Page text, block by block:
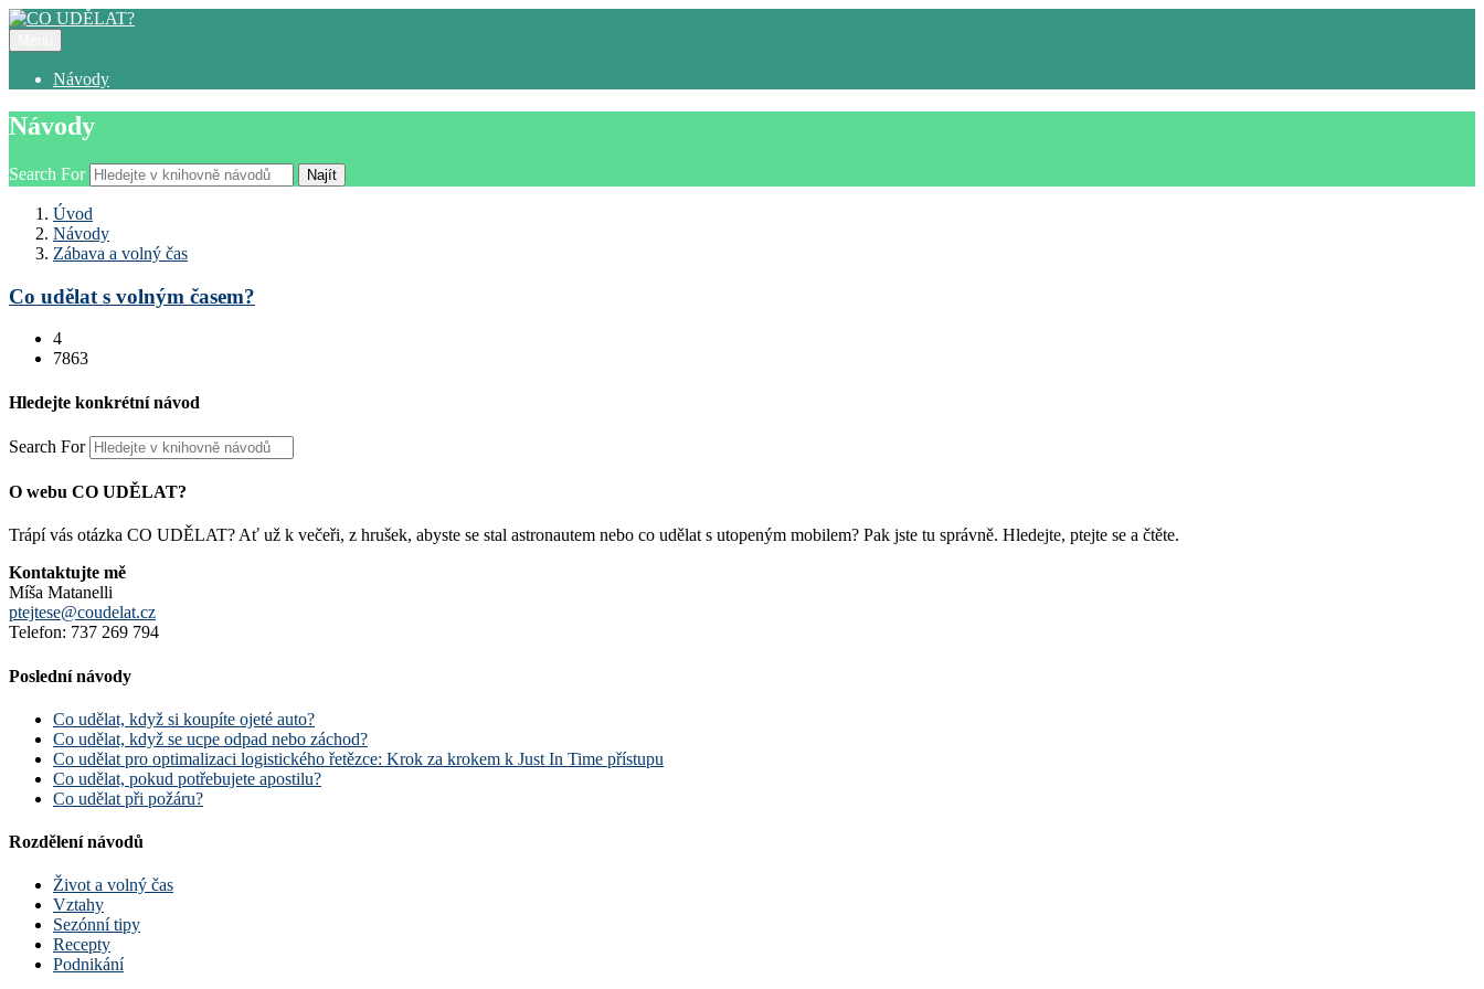
Návody
Návody
Search For Najít
Úvod
Návody
Zábava a volný čas
Co udělat s volným časem?
4
7863
Hledejte konkrétní návod
Search For
O webu CO UDĚLAT?
Trápí vás otázka CO UDĚLAT? Ať už k večeři, z hrušek, abyste se stal astronautem nebo co udělat s utopeným mobilem? Pak jste tu správně. Hledejte, ptejte se a čtěte.
Kontaktujte mě
Míša Matanelli
ptejtese@coudelat.cz
Telefon: 737 269 794
Poslední návody
Co udělat, když si koupíte ojeté auto?
Co udělat, když se ucpe odpad nebo záchod?
Co udělat pro optimalizaci logistického řetězce: Krok za krokem k Just In Time přístupu
Co udělat, pokud potřebujete apostilu?
Co udělat při požáru?
Rozdělení návodů
Život a volný čas
Vztahy
Sezónní tipy
Recepty
Podnikání